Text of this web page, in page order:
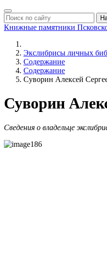
Книжные памятники
Экслибрисы личных
Содержание
Содержание
Суворин Алексей
Суворин
Сведения о владельце